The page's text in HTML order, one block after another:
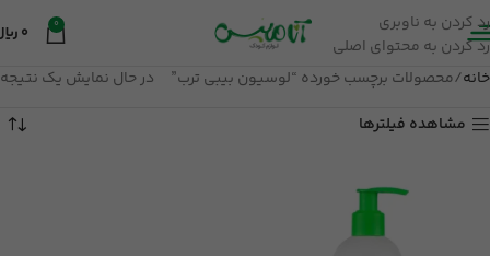
رد کردن به ناوبری
رد کردن به محتوای اصلی
0
0
خانه محصولات برچسب خورده “لوسیون بیبی ترب”
در حال نمایش یک نتیجه
مشاهده فیلترها